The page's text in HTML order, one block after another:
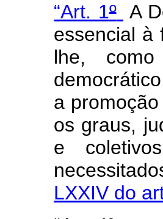
“Art. 1º A
essencial à
lhe,
a
os graus,
e
LXXIV do